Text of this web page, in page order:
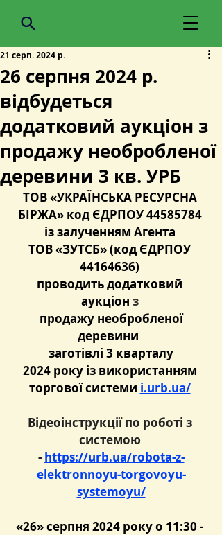
26 серпня 2024 р.
відбудеться
додатковий аукціон з
продажу необробленої
деревини 3 кв. УРБ
21 серп. 2024 р.
ТОВ «УКРАЇНСЬКА РЕСУРСНА
БІРЖА» код ЄДРПОУ 44585784
із залученням Агента
ТОВ «ЗУТСБ» (код ЄДРПОУ
44164636)
проводить додатковий
аукціон з
продажу необробленої
деревини
заготівлі 3 кварталу
2024 року із використанням
торгової системи i.urb.ua/
Відеоінструкції по роботі з
системою
- https://urb.ua/robota-z-
elektronnoyu-torgovoyu-
systemoyu/
«26» серпня 2024 року о 11:30 -